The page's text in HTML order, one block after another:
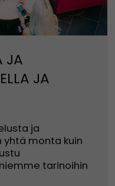
JA
JA
ja
yhtä monta kuin
tarinoihin